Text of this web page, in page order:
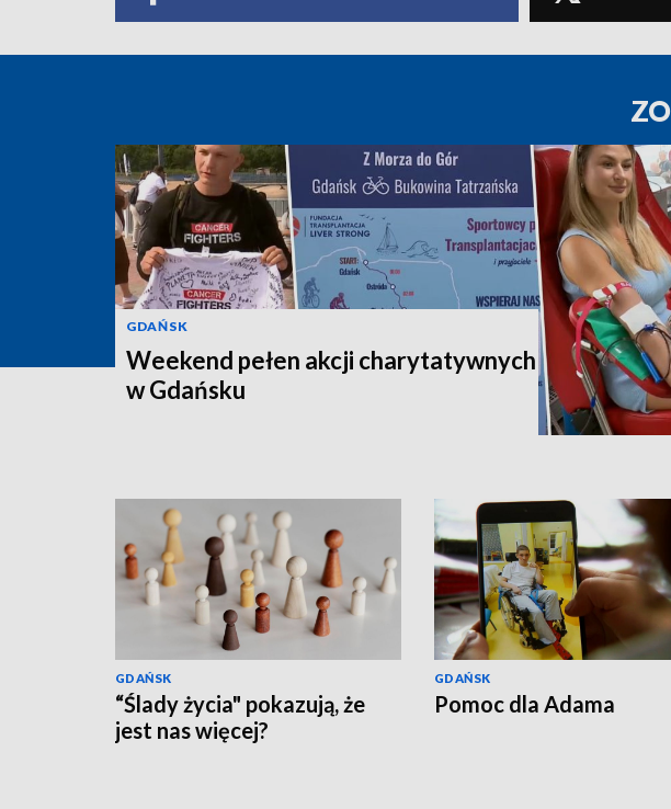
GDAŃSK
Weekend pełen akcji charytatywnych
w Gdańsku
GDAŃSK
“Ślady życia" pokazują, że
jest nas więcej?
GDAŃSK
Pomoc dla Adama